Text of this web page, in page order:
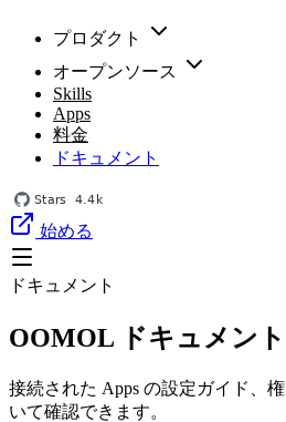
プロダクト
オープンソース
Skills
Apps
料金
ドキュメント
始める
ドキュメント
OOMOL ドキュメント
接続された Apps の設定ガイド、
いて確認できます。